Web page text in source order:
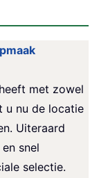
met zowel
u nu de locatie
Uiteraard
snel
selectie.